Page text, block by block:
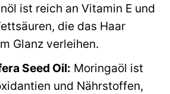
ist reich an Vitamin E und
die das Haar
Glanz verleihen.
Seed Oil: Moringaöl ist
und Nährstoffen,